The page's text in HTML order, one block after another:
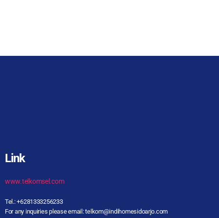
Link
www.telkomsel.com
Tel.: +6281333256233
For any inquiries please email: telkom@indihomesidoarjo.com